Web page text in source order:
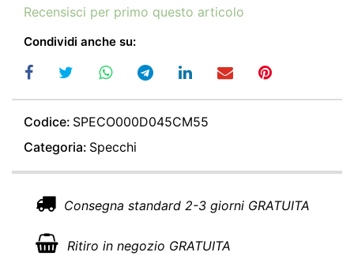
Recensisci per primo questo articolo
Condividi anche su:
Codice: SPECO000D045CM55
Categoria: Specchi
Consegna standard 2-3 giorni GRATUITA
Ritiro in negozio GRATUITA